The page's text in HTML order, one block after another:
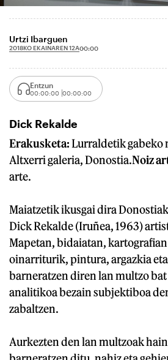
Urtzi Ibarguen
2018KO EKAINAREN 12A00:00
Entzun
00:00:00 00:00:00
Dick Rekalde
Erakusketa:Lurraldetik gabeko
Altxerri galeria, Donostia.Noiz
arte.
Maiatzetik ikusgai dira
Dick Rekalde (Iruñea, 1963)
Mapetan, bidaiatan,
oinarriturik, pintura, argazkia
barneratzen diren lan multzo
analitikoa bezain subjektiboa
zabaltzen.
Aurkezten den lan multzoak